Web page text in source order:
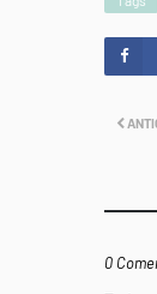
0